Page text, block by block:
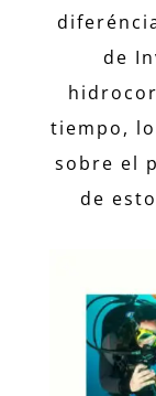
de
tiempo,
sobre el
de